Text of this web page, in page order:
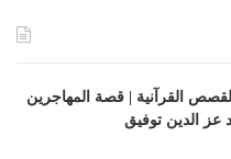
القرآنية | قصة المهاجرين
عز الدين توفيق